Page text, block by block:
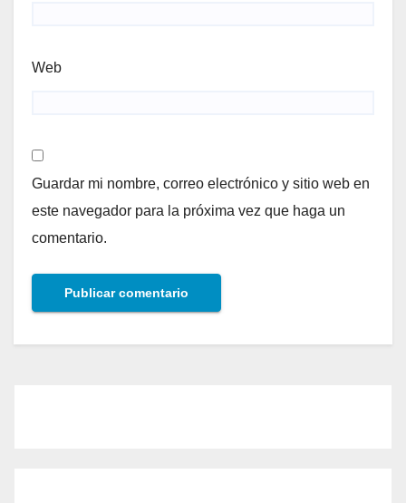
Web
Guardar mi nombre, correo electrónico y sitio web en
este navegador para la próxima vez que haga un
comentario.